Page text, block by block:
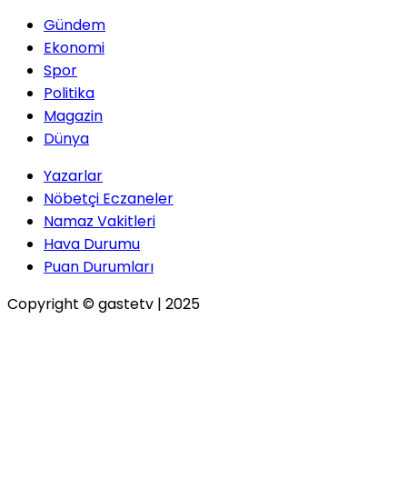
Gündem
Ekonomi
Spor
Politika
Magazin
Dünya
Yazarlar
Nöbetçi Eczaneler
Namaz Vakitleri
Hava Durumu
Puan Durumları
Copyright © gastetv | 2025